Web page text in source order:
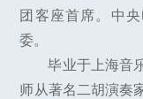
团客座首席。中
委。
毕业于上海音
师从著名二胡演奏